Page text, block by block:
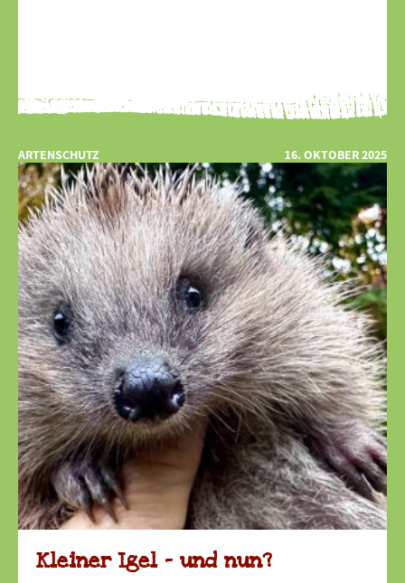
ARTENSCHUTZ 16. OKTOBER 2025
Kleiner Igel - und nun?